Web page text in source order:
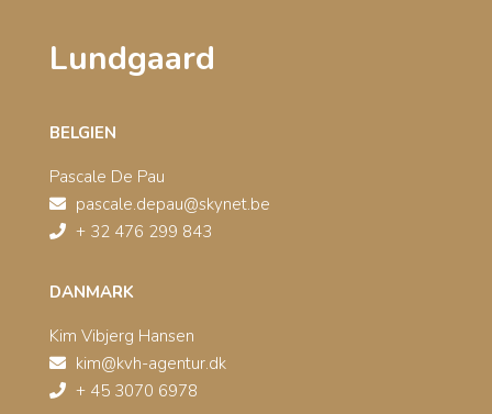
Lundgaard
BELGIEN
Pascale De Pau
pascale.depau@skynet.be
+ 32 476 299 843
DANMARK
Kim Vibjerg Hansen
kim@kvh-agentur.dk
+ 45 3070 6978